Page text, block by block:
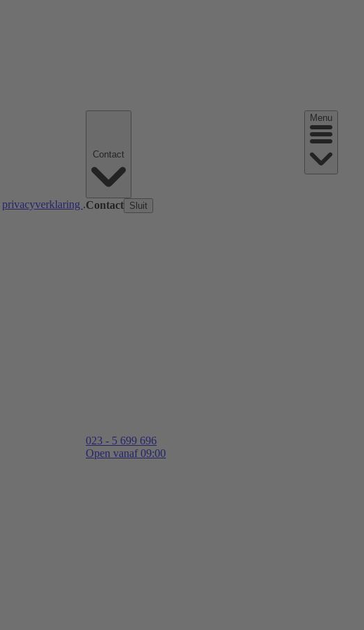
privacyverklaring .Contact Sluit
023 - 5 699 696
Open vanaf 09:00
Menu